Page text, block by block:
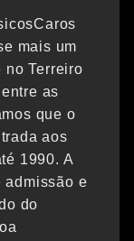
mais um
no Terreiro
as
que o
aos
1990. A
admissão e
do